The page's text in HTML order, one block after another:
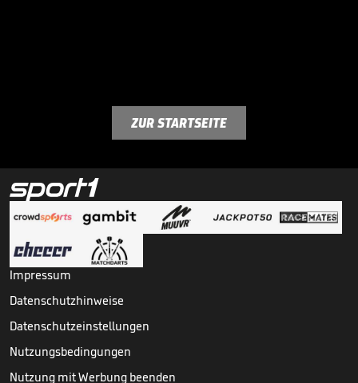
ZUR STARTSEITE
Impressum
Datenschutzhinweise
Datenschutzeinstellungen
Nutzungsbedingungen
Nutzung mit Werbung beenden